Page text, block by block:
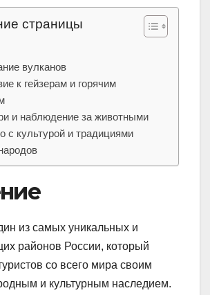
страницы
вулканов
к гейзерам и горячим
и наблюдение за животными
с культурой и традициями
из самых уникальных и
районов России, который
со всего мира своим
и культурным наследием.